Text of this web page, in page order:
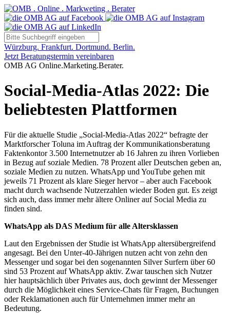
Würzburg. Frankfurt. Dortmund. Berlin.
Jetzt Beratungstermin vereinbaren
OMB AG Online.Marketing.Berater.
Social-Media-Atlas 2022: Die
beliebtesten Plattformen
Für die aktuelle Studie „Social-Media-Atlas 2022“ befragte der
Marktforscher Toluna im Auftrag der Kommunikationsberatung
Faktenkontor 3.500 Internetnutzer ab 16 Jahren zu ihren Vorlieben
in Bezug auf soziale Medien. 78 Prozent aller Deutschen geben an,
soziale Medien zu nutzen. WhatsApp und YouTube gehen mit
jeweils 71 Prozent als klare Sieger hervor – aber auch Facebook
macht durch wachsende Nutzerzahlen wieder Boden gut. Es zeigt
sich auch, dass immer mehr ältere Onliner auf Social Media zu
finden sind.
WhatsApp als DAS Medium für alle Altersklassen
Laut den Ergebnissen der Studie ist WhatsApp altersübergreifend
angesagt. Bei den Unter-40-Jährigen nutzen acht von zehn den
Messenger und sogar bei den sogenannten Silver Surfern über 60
sind 53 Prozent auf WhatsApp aktiv. Zwar tauschen sich Nutzer
hier hauptsächlich über Privates aus, doch gewinnt der Messenger
durch die Möglichkeit eines Service-Chats für Fragen, Buchungen
oder Reklamationen auch für Unternehmen immer mehr an
Bedeutung.